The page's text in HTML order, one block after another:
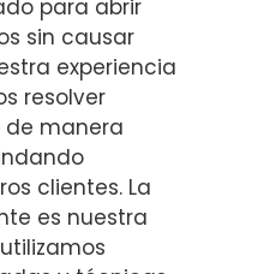
para abrir
sin causar
experiencia
resolver
de manera
clientes. La
es nuestra